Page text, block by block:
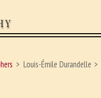
Louis-Émile Durandelle